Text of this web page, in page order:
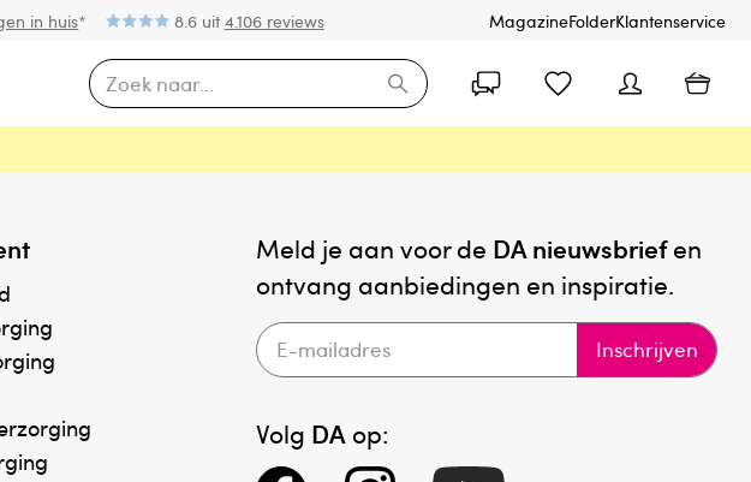
in huis* 8.6 uit4.106 reviews MagazineFolderKlantenservice
Meld je aan voor de DA nieuwsbriefen
ontvang aanbiedingen en inspiratie.
Inschrijven
Volg DA op: